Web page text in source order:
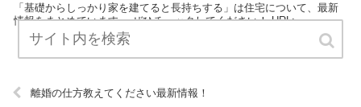
「基礎からしっかり家を建てると長持ちする」は住宅について、最新
情報をまとめています。 ぜひチェックしてください！ URL:
離婚の仕方教えてください最新情報！